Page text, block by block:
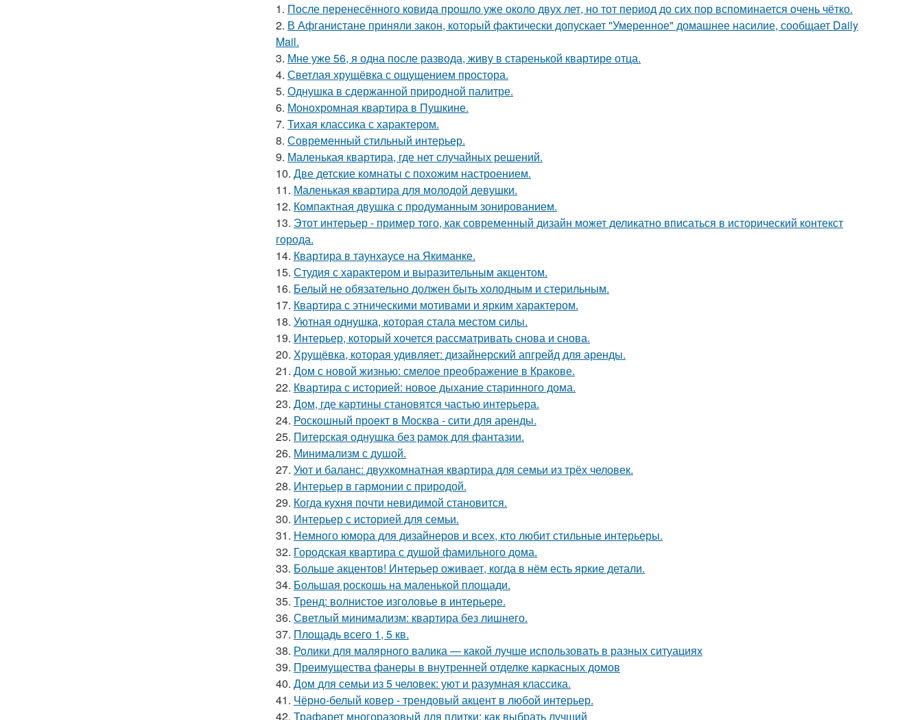
1. После перенесённого ковида прошло уже около двух лет, но тот период до сих пор вспоминается очень чётко.
2. В Афганистане приняли закон, который фактически допускает "Умеренное" домашнее насилие, сообщает Daily
Mail.
3. Мне уже 56, я одна после развода, живу в старенькой квартире отца.
4. Светлая хрущёвка с ощущением простора.
5. Однушка в сдержанной природной палитре.
6. Монохромная квартира в Пушкине.
7. Тихая классика с характером.
8. Современный стильный интерьер.
9. Маленькая квартира, где нет случайных решений.
10. Две детские комнаты с похожим настроением.
11. Маленькая квартира для молодой девушки.
12. Компактная двушка с продуманным зонированием.
13. Этот интерьер - пример того, как современный дизайн может деликатно вписаться в исторический контекст
города.
14. Квартира в таунхаусе на Якиманке.
15. Студия с характером и выразительным акцентом.
16. Белый не обязательно должен быть холодным и стерильным.
17. Квартира с этническими мотивами и ярким характером.
18. Уютная однушка, которая стала местом силы.
19. Интерьер, который хочется рассматривать снова и снова.
20. Хрущёвка, которая удивляет: дизайнерский апгрейд для аренды.
21. Дом с новой жизнью: смелое преображение в Кракове.
22. Квартира с историей: новое дыхание старинного дома.
23. Дом, где картины становятся частью интерьера.
24. Роскошный проект в Москва - сити для аренды.
25. Питерская однушка без рамок для фантазии.
26. Минимализм с душой.
27. Уют и баланс: двухкомнатная квартира для семьи из трёх человек.
28. Интерьер в гармонии с природой.
29. Когда кухня почти невидимой становится.
30. Интерьер с историей для семьи.
31. Немного юмора для дизайнеров и всех, кто любит стильные интерьеры.
32. Городская квартира с душой фамильного дома.
33. Больше акцентов! Интерьер оживает, когда в нём есть яркие детали.
34. Большая роскошь на маленькой площади.
35. Тренд: волнистое изголовье в интерьере.
36. Светлый минимализм: квартира без лишнего.
37. Площадь всего 1, 5 кв.
38. Ролики для малярного валика — какой лучше использовать в разных ситуациях
39. Преимущества фанеры в внутренней отделке каркасных домов
40. Дом для семьи из 5 человек: уют и разумная классика.
41. Чёрно-белый ковер - трендовый акцент в любой интерьер.
42. Трафарет многоразовый для плитки: как выбрать лучший